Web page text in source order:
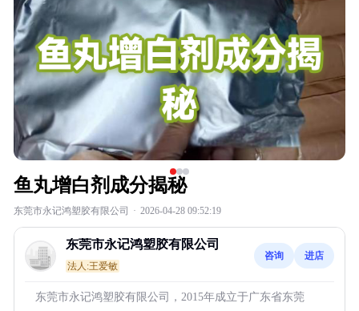
鱼丸增白剂成分揭秘
东莞市永记鸿塑胶有限公司 · 2026-04-28 09:52:19
东莞市永记鸿塑胶有限公司
法人:王爱敏
咨询 进店
东莞市永记鸿塑胶有限公司，2015年成立于广东省东莞